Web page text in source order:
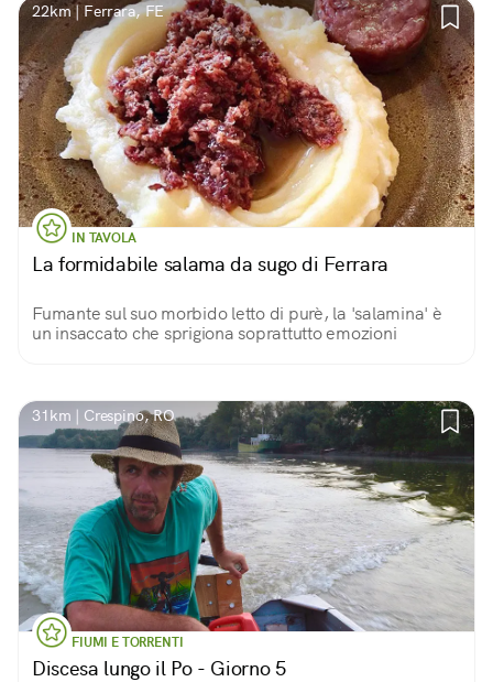
22km | Ferrara, FE
IN TAVOLA
La formidabile salama da sugo di Ferrara
Fumante sul suo morbido letto di purè, la 'salamina' è
un insaccato che sprigiona soprattutto emozioni
31km | Crespino, RO
FIUMI E TORRENTI
Discesa lungo il Po - Giorno 5